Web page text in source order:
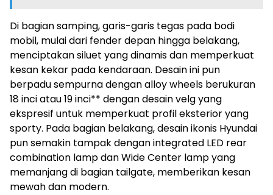
Di bagian samping, garis-garis tegas pada bodi
mobil, mulai dari fender depan hingga belakang,
menciptakan siluet yang dinamis dan memperkuat
kesan kekar pada kendaraan. Desain ini pun
berpadu sempurna dengan alloy wheels berukuran
18 inci atau 19 inci** dengan desain velg yang
ekspresif untuk memperkuat profil eksterior yang
sporty. Pada bagian belakang, desain ikonis Hyundai
pun semakin tampak dengan integrated LED rear
combination lamp dan Wide Center lamp yang
memanjang di bagian tailgate, memberikan kesan
mewah dan modern.